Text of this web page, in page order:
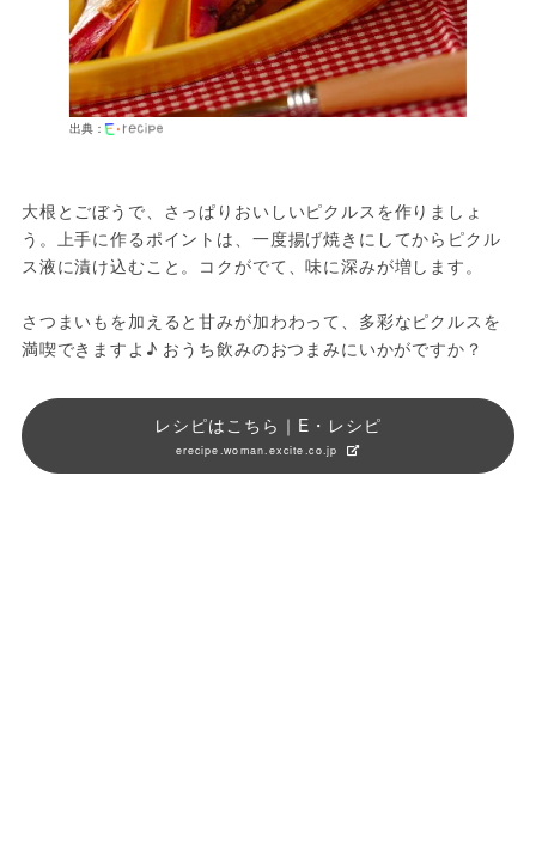
出典：
大根とごぼうで、さっぱりおいしいピクルスを作りましょ
う。上手に作るポイントは、一度揚げ焼きにしてからピクル
ス液に漬け込むこと。コクがでて、味に深みが増します。
さつまいもを加えると甘みが加わわって、多彩なピクルスを
満喫できますよ♪ おうち飲みのおつまみにいかがですか？
レシピはこちら｜E・レシピ
erecipe.woman.excite.co.jp